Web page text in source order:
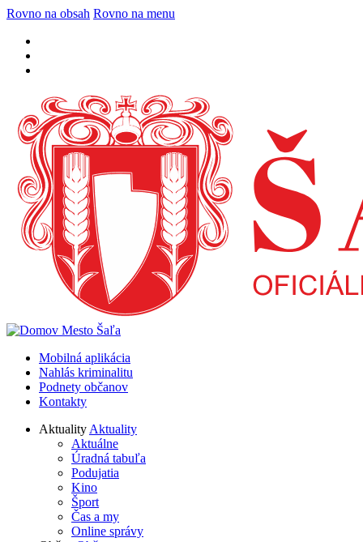
Rovno na obsah Rovno na menu
Mobilná aplikácia
Nahlás kriminalitu
Podnety občanov
Kontakty
AktualityAktuality
Aktuálne
Úradná tabuľa
Podujatia
Kino
Šport
Čas a my
Online správy